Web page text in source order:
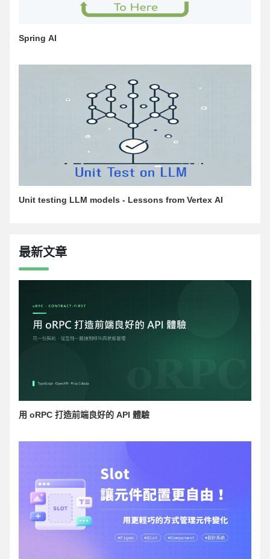
Spring AI
Unit testing LLM models - Lessons from Vertex AI
最新文章
用 oRPC 打造前端良好的 API 體驗